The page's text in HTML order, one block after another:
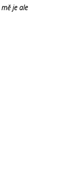
je ale